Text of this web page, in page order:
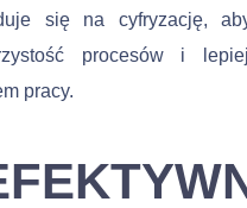
się na cyfryzację,
procesów i
pracy.